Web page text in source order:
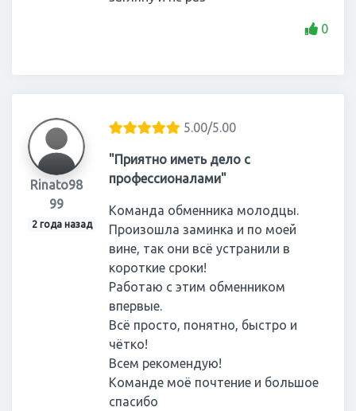
0
Rinato98
99
2 года назад
5.00/5.00
"Приятно иметь дело c
профессионалами"
Команда обменника молодцы.
Произошла заминка и по моей
вине, так они всё устранили в
короткие сроки!
Работаю с этим обменником
впервые.
Всё просто, понятно, быстро и
чётко!
Всем рекомендую!
Команде моё почтение и большое
спасибо